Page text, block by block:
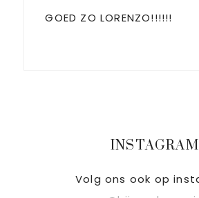
GOED ZO LORENZO!!!!!!
Primaire
Sidebar
INSTAGRAM
Volg ons ook op